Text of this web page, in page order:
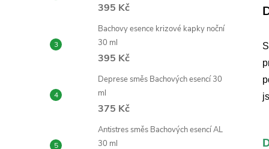
395 Kč
Bachovy esence krizové kapky noční
30 ml
395 Kč
Deprese směs Bachových esencí 30
ml
375 Kč
Antistres směs Bachových esencí AL
30 ml